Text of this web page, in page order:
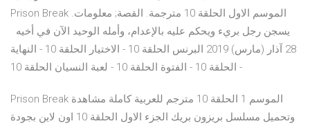
Prison Break الموسم الاول الحلقة 10 مترجمة. القصة; معلومات.
يسجن رجل بريء ويحكم عليه بالإعدام، وأمله الوحيد الآن في أخيه
28 آذار (مارس) 2019 البرنس الحلقة 10 - الاختيار الحلقة 10 - النهاية
الحلقة 10 - الفتوة الحلقة 10 - لعبة النسيان الحلقة 10 -
Prison Break الموسم 1 الحلقة 10 مترجم للعربية كاملة مشاهدة
وتحميل مسلسل بريزون بريك الجزء الاول الحلقة 10 اون لاين بجودة